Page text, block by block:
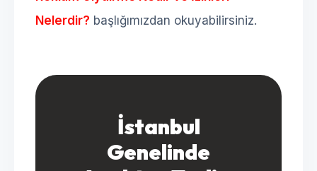
Nelerdir? başlığımızdan okuyabilirsiniz.
İstanbul
Genelinde